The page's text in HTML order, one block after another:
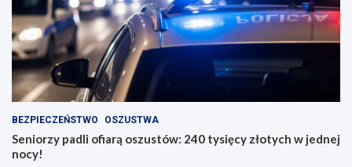
BEZPIECZEŃSTWO OSZUSTWA
Seniorzy padli ofiarą oszustów: 240 tysięcy złotych w jednej
nocy!